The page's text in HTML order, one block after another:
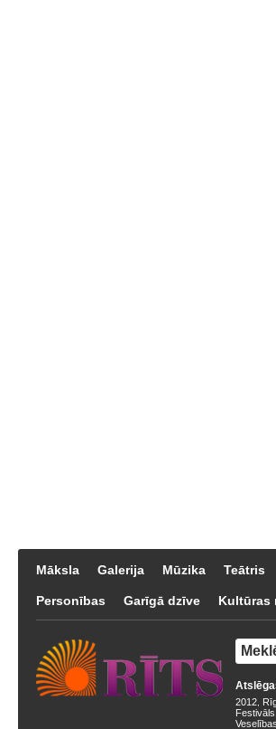
Māksla Galerija Mūzika Teātris
Personības Garīgā dzīve Kultūras
2012
Festivāls